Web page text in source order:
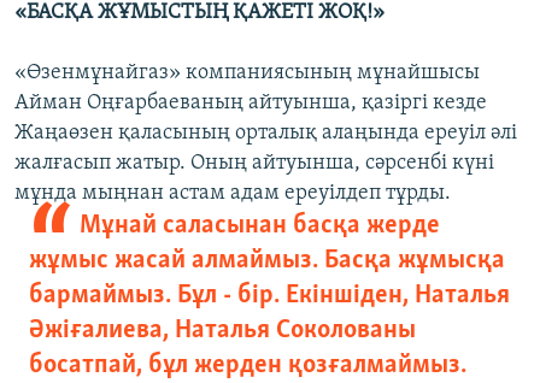
«БАСҚА ЖҰМЫСТЫҢ ҚАЖЕТІ ЖОҚ!»
«Өзенмұнайгаз» компаниясының мұнайшысы
Айман Оңғарбаеваның айтуынша, қазіргі кезде
Жаңаөзен қаласының орталық алаңында ереуіл әлі
жалғасып жатыр. Оның айтуынша, сәрсенбі күні
мұнда мыңнан астам адам ереуілдеп тұрды.
Мұнай саласынан басқа жерде
жұмыс жасай алмаймыз. Басқа жұмысқа
бармаймыз. Бұл - бір. Екіншіден, Наталья
Әжіғалиева, Наталья Соколованы
босатпай, бұл жерден қозғалмаймыз.